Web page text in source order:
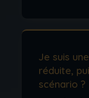
Je suis
réduite,
scénario ?